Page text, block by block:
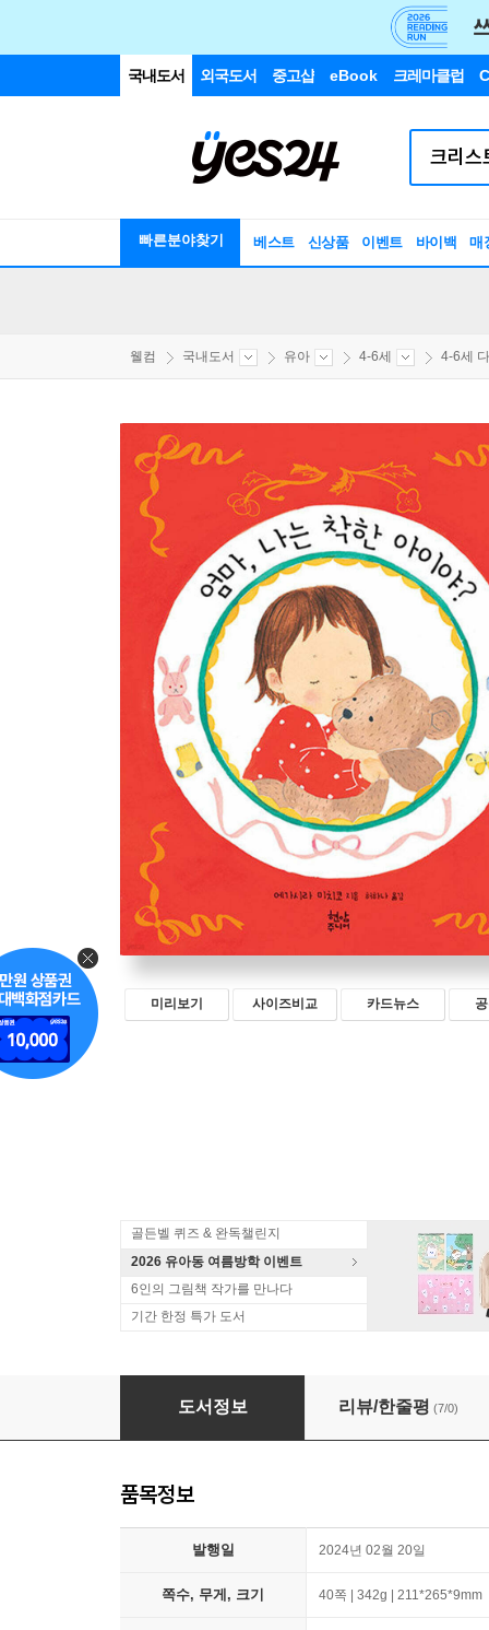
국내도서 외국도서 중고샵 eBook 크레마클럽
빠른분야찾기 베스트 신상품 이벤트 바이백 매
웰컴 국내도서 유아 4-6세 4-6세
미리보기 사이즈비교 카드뉴스
골든벨 퀴즈 & 완독챌린지
2026 유아동 여름방학 이벤트
6인의 그림책 작가를 만나다
기간 한정 특가 도서
엄마, 나는 착한 아이야?
도서정보 리뷰/한줄평 (7/0)
품목정보
발행일 2024년 02월 20일
쪽수, 무게, 크기 40쪽 | 342g | 211*265*9mm